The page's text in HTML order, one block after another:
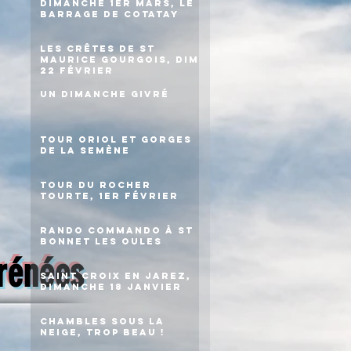
Dimanche 1er mars, le
barrage de Cotatay
Les crêtes de St
Maurice Gourgois, dim
22 février
Un dimanche givré
Tour Oriol et gorges
de la Semène
Tour du rocher
Tourte, 1er février
Rando commando à St
Bonnet les Oules
Saint Croix en Jarez,
dimanche 18 janvier
Chambles sous la
neige, trop beau !